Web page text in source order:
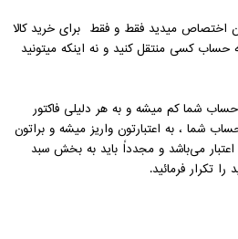
اختصاص میدید فقط و فقط برای خرید کالا
حساب کسی منتقل کنید و نه اینکه میتونید
شما کم میشه و به هر دلیلی فاکتور
شما ، به اعتبارتون واریز میشه و براتون
می‌باشد و مجدداً باید به بخش سبد
تکرار فرمائید.